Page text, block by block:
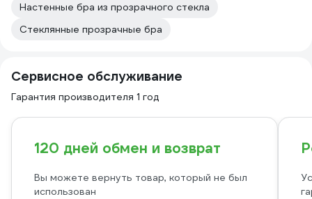
Настенные бра из прозрачного стекла
Стеклянные прозрачные бра
Сервисное обслуживание
Гарантия производителя 1 год
120 дней обмен и возврат
Вы можете вернуть товар, который не был
использован